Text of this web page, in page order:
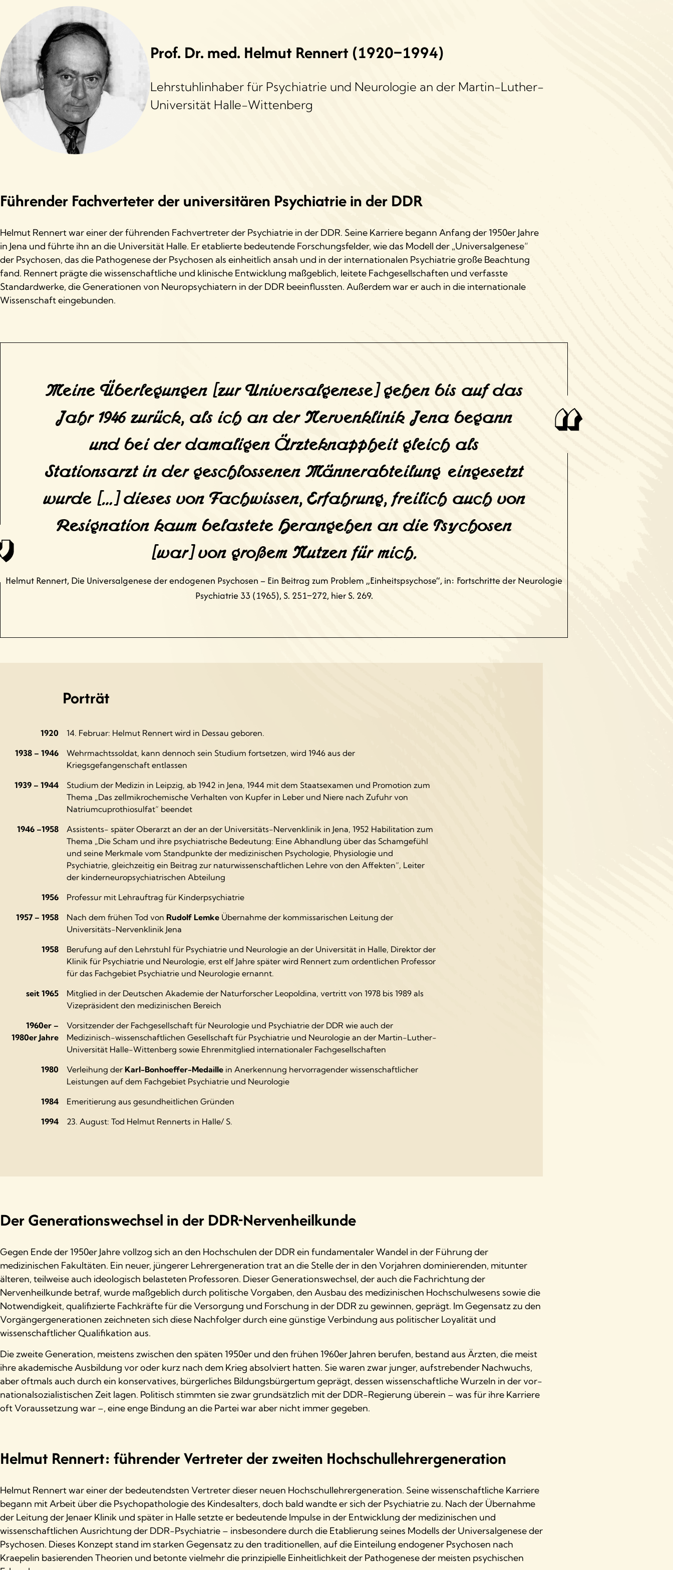
Prof. Dr. med. Helmut Rennert (1920–1994)
Lehrstuhlinhaber für Psychiatrie und Neurologie an der Martin-Luther-
Universität Halle-Wittenberg
Führender Fachverteter der universitären Psychiatrie in der DDR
Helmut Rennert war einer der führenden Fachvertreter der Psychiatrie in der DDR. Seine Karriere begann Anfang der 1950er Jahre
in Jena und führte ihn an die Universität Halle. Er etablierte bedeutende Forschungsfelder, wie das Modell der „Universalgenese“
der Psychosen, das die Pathogenese der Psychosen als einheitlich ansah und in der internationalen Psychiatrie große Beachtung
fand. Rennert prägte die wissenschaftliche und klinische Entwicklung maßgeblich, leitete Fachgesellschaften und verfasste
Standardwerke, die Generationen von Neuropsychiatern in der DDR beeinflussten. Außerdem war er auch in die internationale
Wissenschaft eingebunden.
Meine Überlegungen [zur Universalgenese] gehen bis auf das
Jahr 1946 zurück, als ich an der Nervenklinik Jena begann
und bei der damaligen Ärzteknappheit gleich als
Stationsarzt in der geschlossenen Männerabteilung eingesetzt
wurde […] dieses von Fachwissen, Erfahrung, freilich auch von
Resignation kaum belastete Herangehen an die Psychosen
[war] von großem Nutzen für mich.
Helmut Rennert, Die Universalgenese der endogenen Psychosen – Ein Beitrag zum Problem „Einheitspsychose“, in: Fortschritte der Neurologie
Psychiatrie 33 (1965), S. 251–272, hier S. 269.
Porträt
1920
14. Februar: Helmut Rennert wird in Dessau geboren.
1938 – 1946
Wehrmachtssoldat, kann dennoch sein Studium fortsetzen, wird 1946 aus der
Kriegsgefangenschaft entlassen
1939 – 1944
Studium der Medizin in Leipzig, ab 1942 in Jena, 1944 mit dem Staatsexamen und Promotion zum
Thema „Das zellmikrochemische Verhalten von Kupfer in Leber und Niere nach Zufuhr von
Natriumcuprothiosulfat“ beendet
1946 –1958
Assistents- später Oberarzt an der an der Universitäts-Nervenklinik in Jena, 1952 Habilitation zum
Thema „Die Scham und ihre psychiatrische Bedeutung: Eine Abhandlung über das Schamgefühl
und seine Merkmale vom Standpunkte der medizinischen Psychologie, Physiologie und
Psychiatrie, gleichzeitig ein Beitrag zur naturwissenschaftlichen Lehre von den Affekten“, Leiter
der kinderneuropsychiatrischen Abteilung
1956
Professur mit Lehrauftrag für Kinderpsychiatrie
1957 – 1958
Nach dem frühen Tod von Rudolf Lemke Übernahme der kommissarischen Leitung der
Universitäts-Nervenklinik Jena
1958
Berufung auf den Lehrstuhl für Psychiatrie und Neurologie an der Universität in Halle, Direktor der
Klinik für Psychiatrie und Neurologie, erst elf Jahre später wird Rennert zum ordentlichen Professor
für das Fachgebiet Psychiatrie und Neurologie ernannt.
seit 1965
Mitglied in der Deutschen Akademie der Naturforscher Leopoldina, vertritt von 1978 bis 1989 als
Vizepräsident den medizinischen Bereich
1960er –
1980er Jahre
Vorsitzender der Fachgesellschaft für Neurologie und Psychiatrie der DDR wie auch der
Medizinisch-wissenschaftlichen Gesellschaft für Psychiatrie und Neurologie an der Martin-Luther-
Universität Halle-Wittenberg sowie Ehrenmitglied internationaler Fachgesellschaften
1980
Verleihung der Karl-Bonhoeffer-Medaille in Anerkennung hervorragender wissenschaftlicher
Leistungen auf dem Fachgebiet Psychiatrie und Neurologie
1984
Emeritierung aus gesundheitlichen Gründen
1994
23. August: Tod Helmut Rennerts in Halle/ S.
Der Generationswechsel in der DDR-Nervenheilkunde
Gegen Ende der 1950er Jahre vollzog sich an den Hochschulen der DDR ein fundamentaler Wandel in der Führung der
medizinischen Fakultäten. Ein neuer, jüngerer Lehrergeneration trat an die Stelle der in den Vorjahren dominierenden, mitunter
älteren, teilweise auch ideologisch belasteten Professoren. Dieser Generationswechsel, der auch die Fachrichtung der
Nervenheilkunde betraf, wurde maßgeblich durch politische Vorgaben, den Ausbau des medizinischen Hochschulwesens sowie die
Notwendigkeit, qualifizierte Fachkräfte für die Versorgung und Forschung in der DDR zu gewinnen, geprägt. Im Gegensatz zu den
Vorgängergenerationen zeichneten sich diese Nachfolger durch eine günstige Verbindung aus politischer Loyalität und
wissenschaftlicher Qualifikation aus.
Die zweite Generation, meistens zwischen den späten 1950er und den frühen 1960er Jahren berufen, bestand aus Ärzten, die meist
ihre akademische Ausbildung vor oder kurz nach dem Krieg absolviert hatten. Sie waren zwar junger, aufstrebender Nachwuchs,
aber oftmals auch durch ein konservatives, bürgerliches Bildungsbürgertum geprägt, dessen wissenschaftliche Wurzeln in der vor-
nationalsozialistischen Zeit lagen. Politisch stimmten sie zwar grundsätzlich mit der DDR-Regierung überein – was für ihre Karriere
oft Voraussetzung war –, eine enge Bindung an die Partei war aber nicht immer gegeben.
Helmut Rennert: führender Vertreter der zweiten Hochschullehrergeneration
Helmut Rennert war einer der bedeutendsten Vertreter dieser neuen Hochschullehrergeneration. Seine wissenschaftliche Karriere
begann mit Arbeit über die Psychopathologie des Kindesalters, doch bald wandte er sich der Psychiatrie zu. Nach der Übernahme
der Leitung der Jenaer Klinik und später in Halle setzte er bedeutende Impulse in der Entwicklung der medizinischen und
wissenschaftlichen Ausrichtung der DDR-Psychiatrie – insbesondere durch die Etablierung seines Modells der Universalgenese der
Psychosen. Dieses Konzept stand im starken Gegensatz zu den traditionellen, auf die Einteilung endogener Psychosen nach
Kraepelin basierenden Theorien und betonte vielmehr die prinzipielle Einheitlichkeit der Pathogenese der meisten psychischen